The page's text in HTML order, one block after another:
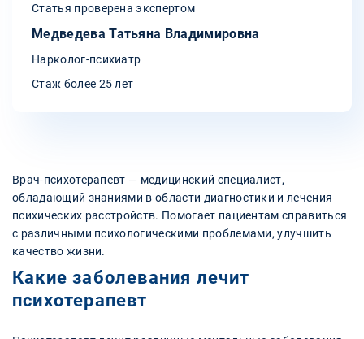
Статья проверена экспертом
Медведева Татьяна Владимировна
Нарколог-психиатр
Стаж более 25 лет
Врач-психотерапевт — медицинский специалист,
обладающий знаниями в области диагностики и лечения
психических расстройств. Помогает пациентам справиться
с различными психологическими проблемами, улучшить
качество жизни.
Какие заболевания лечит
психотерапевт